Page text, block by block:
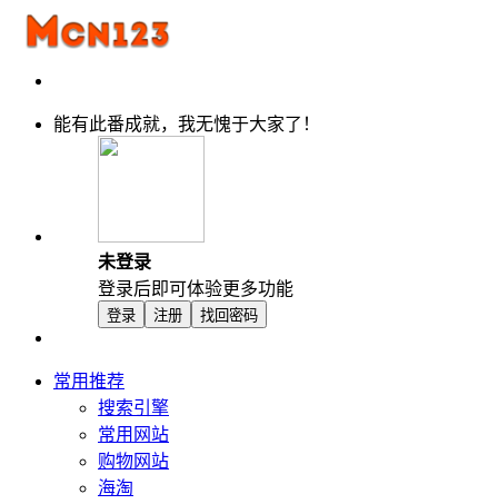
能有此番成就，我无愧于大家了！
未登录
登录后即可体验更多功能
登录 注册 找回密码
常用推荐
搜索引擎
常用网站
购物网站
海淘